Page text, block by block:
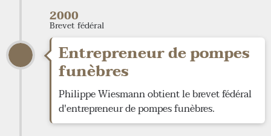
2000
Brevet fédéral
Entrepreneur de pompes
funèbres
Philippe Wiesmann obtient le brevet fédéral
d'entrepreneur de pompes funèbres.